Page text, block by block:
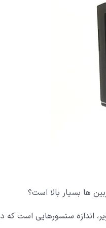
ها بسیار بالا است؟
اندازه سنسورهایی است که